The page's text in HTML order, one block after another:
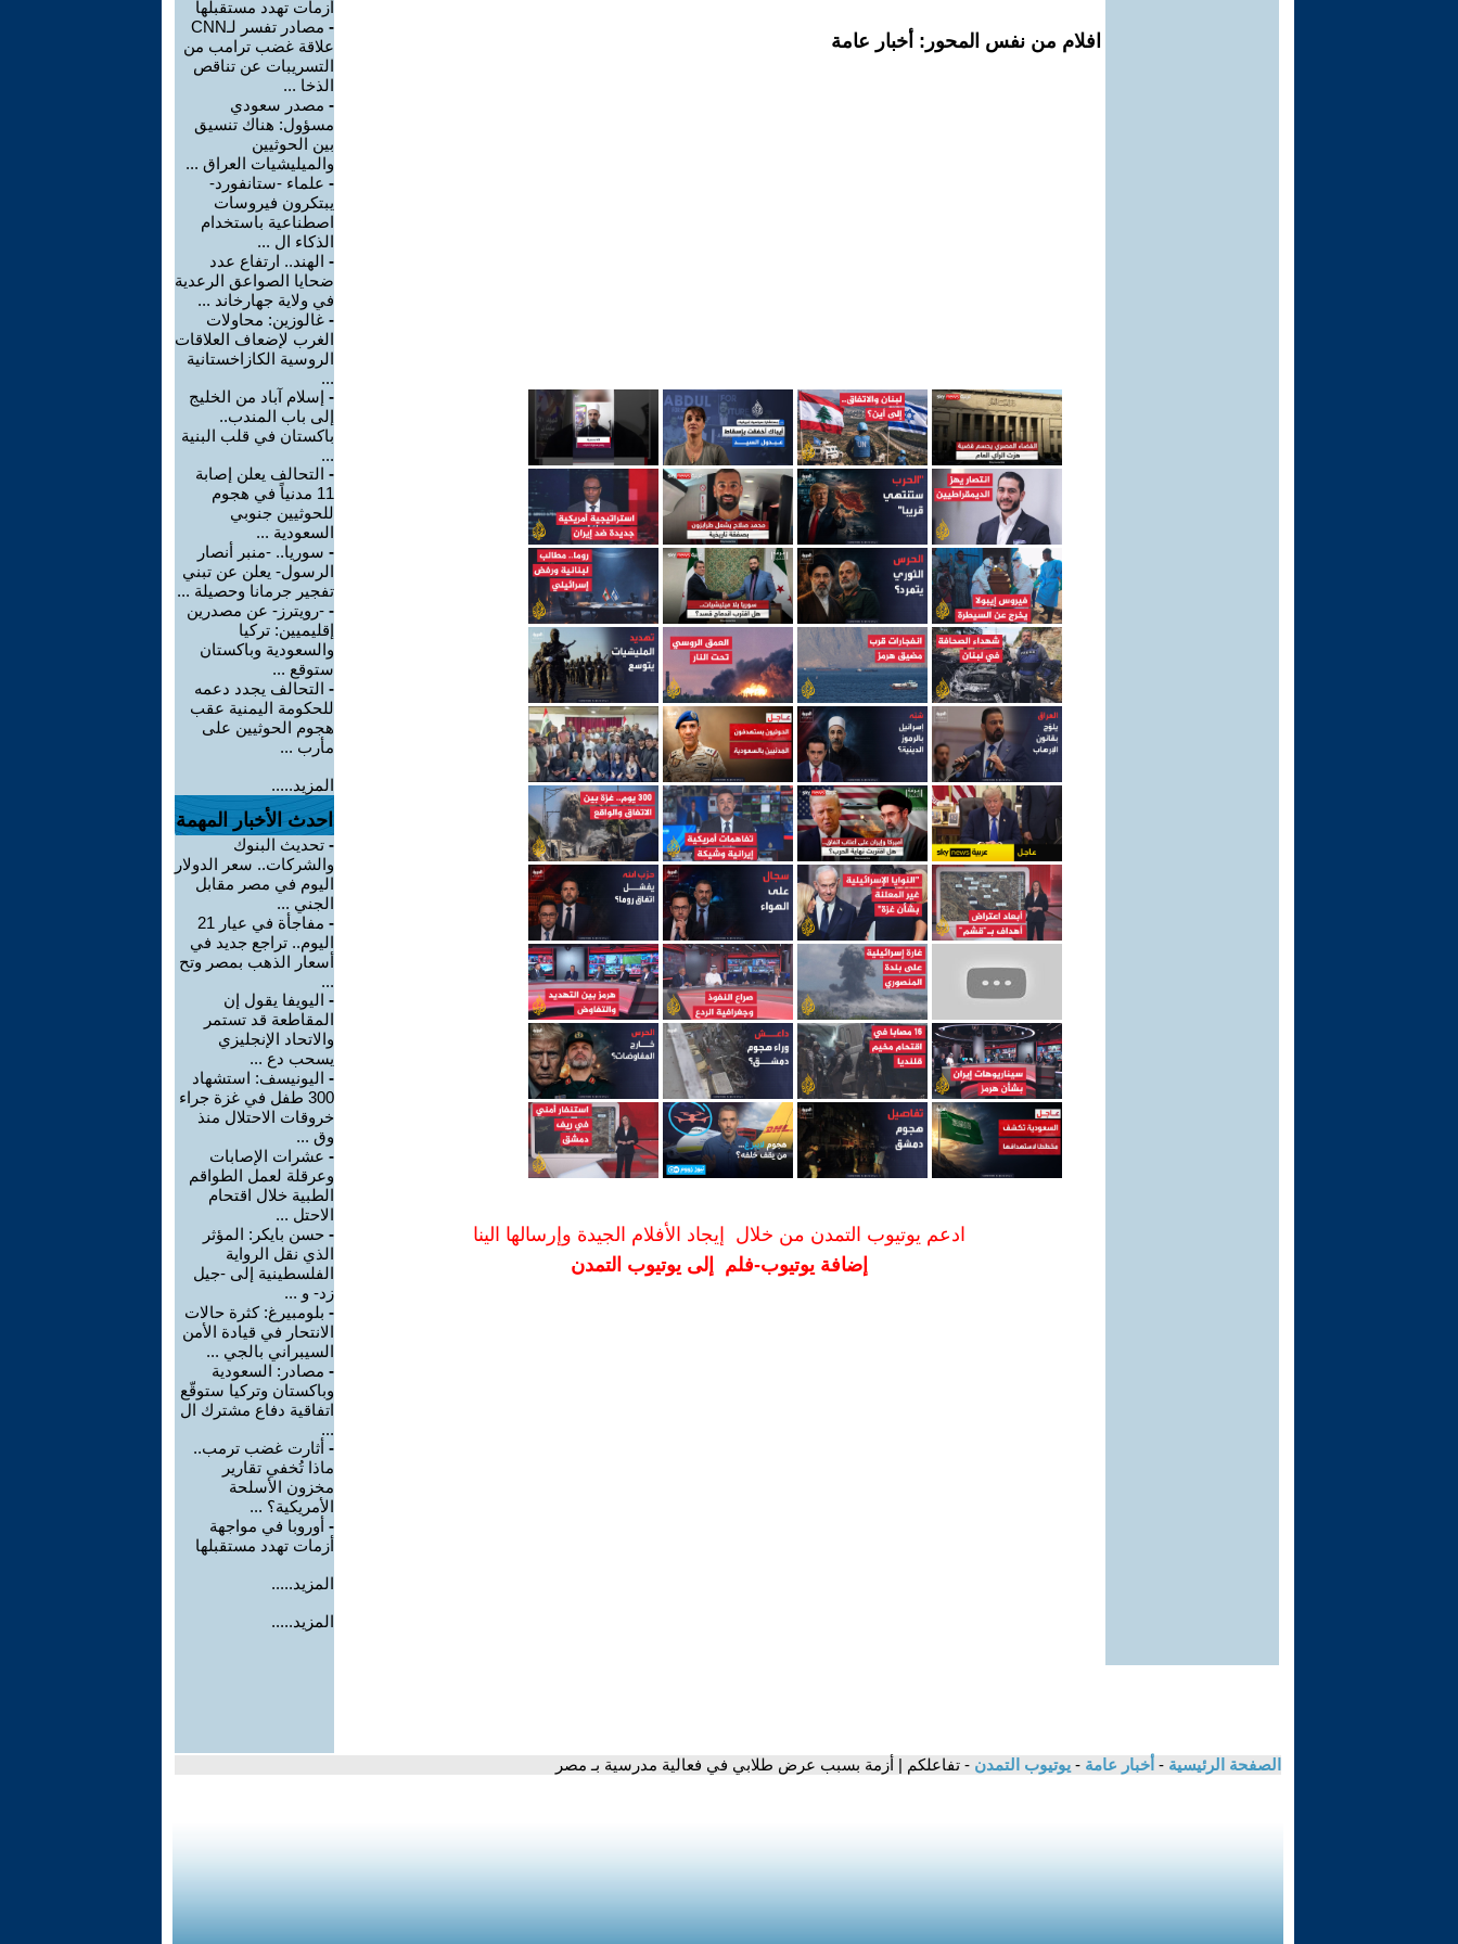
افلام من نفس المحور: أخبار عامة
ادعم يوتيوب التمدن من خلال إيجاد الأفلام الجيدة وإرسالها الينا
إضافة يوتيوب-فلم إلى يوتيوب التمدن
أزمات تهدد مستقبلها
-
مصادر تفسر لـCNN
علاقة غضب ترامب من
التسريبات عن تناقص
الذخا ...
- مصدر سعودي
مسؤول: هناك تنسيق
بين الحوثيين
والميليشيات العراق ...
- علماء -ستانفورد-
يبتكرون فيروسات
اصطناعية باستخدام
الذكاء ال ...
- الهند.. ارتفاع عدد
ضحايا الصواعق الرعدية
في ولاية جهارخاند ...
- غالوزين: محاولات
الغرب لإضعاف العلاقات
الروسية الكازاخستانية
...
- إسلام آباد من الخليج
إلى باب المندب..
باكستان في قلب البنية
...
- التحالف يعلن إصابة
11 مدنياً في هجوم
للحوثيين جنوبي
السعودية ...
- سوريا.. -منبر أنصار
الرسول- يعلن عن تبني
تفجير جرمانا وحصيلة ...
- -رويترز- عن مصدرين
إقليميين: تركيا
والسعودية وباكستان
ستوقع ...
- التحالف يجدد دعمه
للحكومة اليمنية عقب
هجوم الحوثيين على
مأرب ...
المزيد.....
احدث الأخبار المهمة
- تحديث البنوك
والشركات.. سعر الدولار
اليوم في مصر مقابل
الجني ...
-
مفاجأة في عيار 21
اليوم.. تراجع جديد في
أسعار الذهب بمصر وتح
...
- اليويفا يقول إن
المقاطعة قد تستمر
والاتحاد الإنجليزي
يسحب دع ...
- اليونيسف: استشهاد
300 طفل في غزة جراء
خروقات الاحتلال منذ
وق ...
- عشرات الإصابات
وعرقلة لعمل الطواقم
الطبية خلال اقتحام
الاحتل ...
- حسن بايكر: المؤثر
الذي نقل الرواية
الفلسطينية إلى -جيل
زد- و ...
- بلومبيرغ: كثرة حالات
الانتحار في قيادة الأمن
السيبراني بالجي ...
- مصادر: السعودية
وباكستان وتركيا ستوقّع
اتفاقية دفاع مشترك ال
...
- أثارت غضب ترمب..
ماذا تُخفي تقارير
مخزون الأسلحة
الأمريكية؟ ...
- أوروبا في مواجهة
أزمات تهدد مستقبلها
المزيد.....
المزيد.....
الصفحة الرئيسية - أخبار عامة - يوتيوب التمدن - تفاعلكم | أزمة بسبب عرض طلابي في فعالية مدرسية بـ مصر